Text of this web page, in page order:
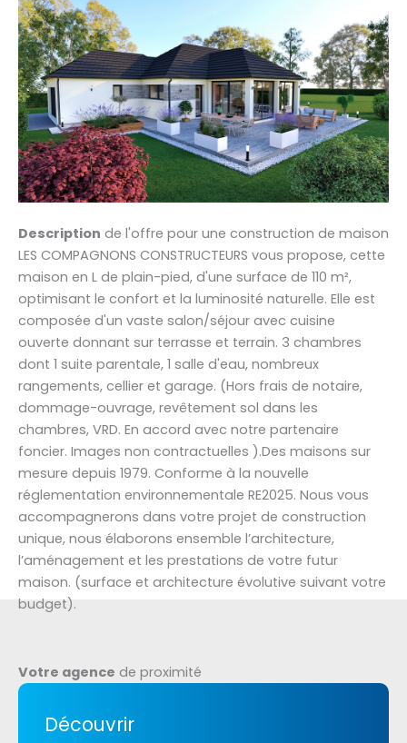
Description de l'offre pour une construction de maison
LES COMPAGNONS CONSTRUCTEURS vous propose, cette
maison en L de plain-pied, d'une surface de 110 m²,
optimisant le confort et la luminosité naturelle. Elle est
composée d'un vaste salon/séjour avec cuisine
ouverte donnant sur terrasse et terrain. 3 chambres
dont 1 suite parentale, 1 salle d'eau, nombreux
rangements, cellier et garage. (Hors frais de notaire,
dommage-ouvrage, revêtement sol dans les
chambres, VRD. En accord avec notre partenaire
foncier. Images non contractuelles ).Des maisons sur
mesure depuis 1979. Conforme à la nouvelle
réglementation environnementale RE2025. Nous vous
accompagnerons dans votre projet de construction
unique, nous élaborons ensemble l’architecture,
l’aménagement et les prestations de votre futur
maison. (surface et architecture évolutive suivant votre
budget).
Votre agence de proximité
Découvrir